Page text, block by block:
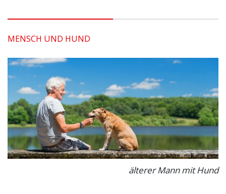
MENSCH UND HUND
älterer Mann mit Hund